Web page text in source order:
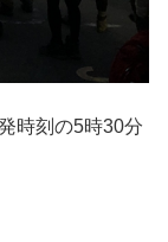
時刻の5時30分